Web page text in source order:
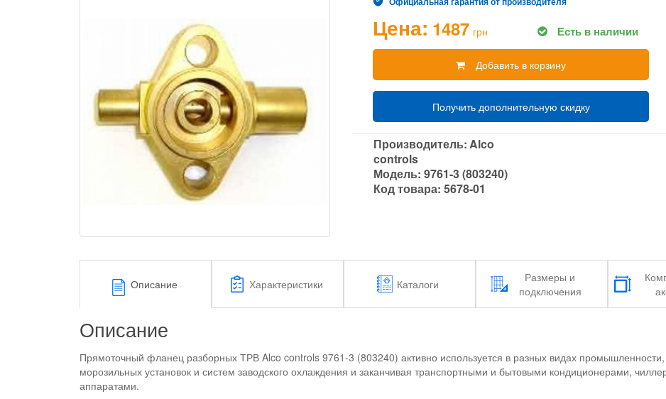
Цена: 1487 грн Есть в наличии
Добавить в корзину
Получить дополнительную скидку
Производитель:Alco
controls
Модель:9761-3 (803240)
Код товара:5678-01
Описание Характеристики Каталоги
Размеры и
подключения
Описание
Прямоточный фланец разборных ТРВ Alco controls 9761-3 (803240) активно используется в разных видах промышленности,
морозильных установок и систем заводского охлаждения и заканчивая транспортными и бытовыми кондиционерами,
аппаратами.